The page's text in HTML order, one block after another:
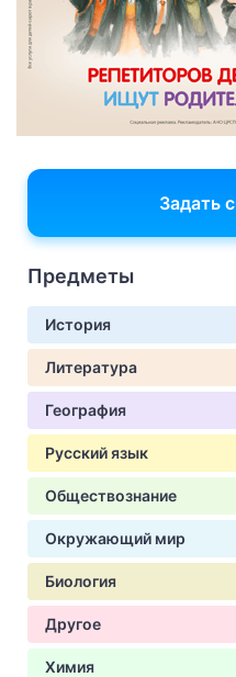
Задать
Предметы
История
Литература
География
Русский язык
Обществознание
Окружающий мир
Биология
Другое
Химия